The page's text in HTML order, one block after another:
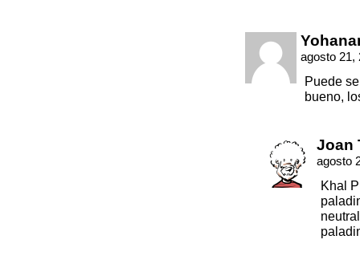
agosto 21,
Puede
bueno,
Joan
agosto
Khal